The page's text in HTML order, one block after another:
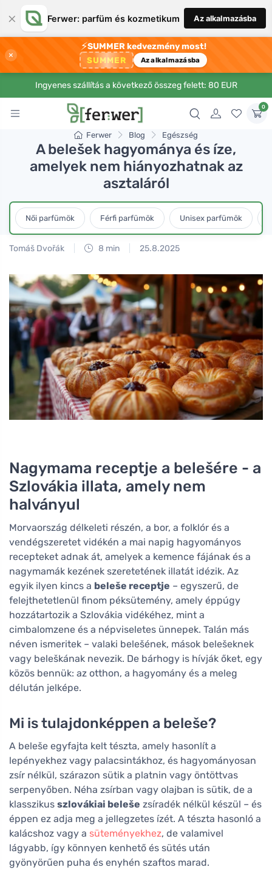
× Ferwer: parfüm és kozmetikum Az alkalmazásba
×
⚡SUMMER kedvezmény most!
SUMMER Az alkalmazásba
Ingyenes szállítás a következő összeg felett: 80 EUR
0
Ferwer Blog Egészség
A belešek hagyománya és íze,
amelyek nem hiányozhatnak az
asztaláról
Női parfümök Férfi parfümök Unisex parfümök
Tomáš Dvořák 8 min 25.8.2025
Nagymama receptje a belešére - a
Szlovákia illata, amely nem
halványul
Morvaország délkeleti részén, a bor, a folklór és a
vendégszeretet vidékén a mai napig hagyományos
recepteket adnak át, amelyek a kemence fájának és a
nagymamák kezének szeretetének illatát idézik. Az
egyik ilyen kincs a beleše receptje – egyszerű, de
felejthetetlenül finom péksütemény, amely éppúgy
hozzátartozik a Szlovákia vidékéhez, mint a
cimbalomzene és a népviseletes ünnepek. Talán más
néven ismeritek – valaki belešének, mások belešeknek
vagy beleškának nevezik. De bárhogy is hívják őket, egy
közös bennük: az otthon, a hagyomány és a meleg
délután jelképe.
Mi is tulajdonképpen a beleše?
A beleše egyfajta kelt tészta, amely hasonlít a
lepényekhez vagy palacsintákhoz, és hagyományosan
zsír nélkül, szárazon sütik a platnin vagy öntöttvas
serpenyőben. Néha zsírban vagy olajban is sütik, de a
klasszikus szlovákiai beleše zsíradék nélkül készül – és
éppen ez adja meg a jellegzetes ízét. A tészta hasonló a
kalácshoz vagy a süteményekhez, de valamivel
lágyabb, így könnyen kenhető és sütés után
gyönyörűen puha és enyhén szaftos marad.